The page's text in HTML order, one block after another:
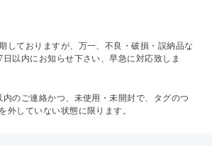
しておりますが、万一、不良・破損・誤納品な
以内にお知らせ下さい、早急に対応致しま
のご連絡かつ、未使用・未開封で、タグのつ
外していない状態に限ります。